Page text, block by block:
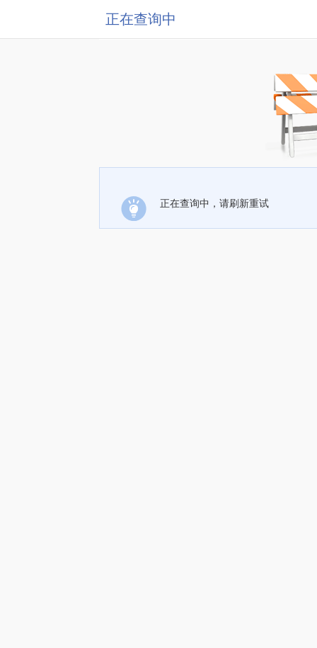
正在查询中
正在查询中，请刷新重试